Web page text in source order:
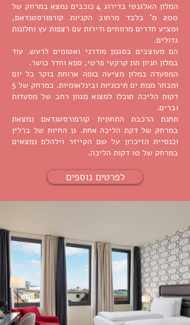
המלון האלגנטי בדירוג 4 כוכבים נמצא במרחק של
200 מ’ בלבד מרחוב הקניות קורפורסטנדאם,
ומציע חדרים מרווחים ודירות עם רצפות עץ וחלונות
גדולים.
הם מעוצבים בסגנון מודרני ואטומים לרעש. עוד
במלון חניון תת קרקעי פרטי, ספא וחדר כושר.
המסעדה במלון מציעה בופה ארוחת בוקר כל יום
ומבחר מנות ים תיכוניות ובינלאומיות. במרחק של 5
דקות הליכה תוכלו למצוא מגוון רחב של מסעדות
וברים.
תחנת הרכבת התחתית קורפורסטנדאם נמצאת
במרחק של דקת הליכה אחת. גן החיות של ברלין
וכנסיית הזיכרון על שם הקייזר וילהלם נמצאים
במרחק של 10 דקות הליכה.
לפרטים נוספים